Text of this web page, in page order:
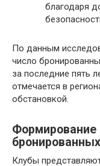
благодаря
По данным
число
за последние пять
отмечается в
обстановкой.
Формирование
Клубы